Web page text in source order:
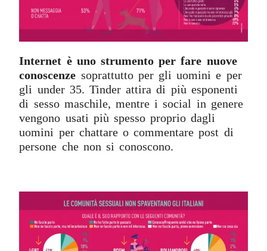
Internet è uno strumento per fare nuove
conoscenze soprattutto per gli uomini e per
gli under 35. Tinder attira di più esponenti
di sesso maschile, mentre i social in genere
vengono usati più spesso proprio dagli
uomini per chattare o commentare post di
persone che non si conoscono.